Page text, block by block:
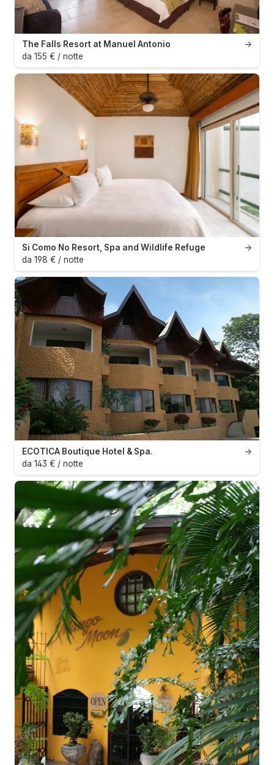
→
The Falls Resort at Manuel Antonio
da 155 € / notte
→
Si Como No Resort, Spa and Wildlife Refuge
da 198 € / notte
→
ECOTICA Boutique Hotel & Spa.
da 143 € / notte